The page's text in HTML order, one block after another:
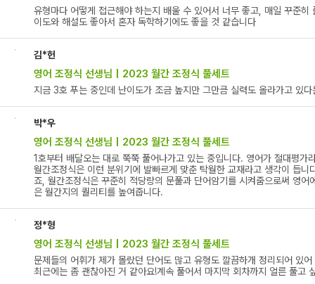
유형마다 어떻게 접근해야 하는지 배울 수 있어서 너무 좋고, 매일 꾸준
이도와 해설도 좋아서 혼자 독학하기에도 좋을 것 같습니다
김*헌
영어 조정식 선생님 | 2023 월간 조정식 풀세트
지금 3호 푸는 중인데 난이도가 조금 높지만 그만큼 실력도 올라가고 있
박*우
영어 조정식 선생님 | 2023 월간 조정식 풀세트
1호부터 배달오는 대로 쭉쭉 풀어나가고 있는 중입니다. 영어가 절대평
월간조정식은 이런 분위기에 발빠르게 맞춘 탁월한 교재라고 생각이 듭
죠, 월간조정식은 꾸준히 적당량의 문풀과 단어암기를 시켜줌으로써 영
은 월간지의 퀄리티를 높여줍니다.
정*형
영어 조정식 선생님 | 2023 월간 조정식 풀세트
문제들의 어휘가 제가 몰랐던 단어도 많고 유형도 깔끔하개 정리되어 있
최근에는 좀 괜찮아진 거 같아요!계속 풀어서 마지막 회차까지 얼른 풀고